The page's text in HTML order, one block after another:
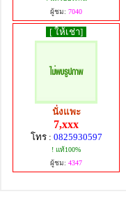
ผู้ชม: 7040
[ ให้เช่า]
นั่งแพะ
7,xxx
โทร : 0825930597
! แท้100%
ผู้ชม: 4347